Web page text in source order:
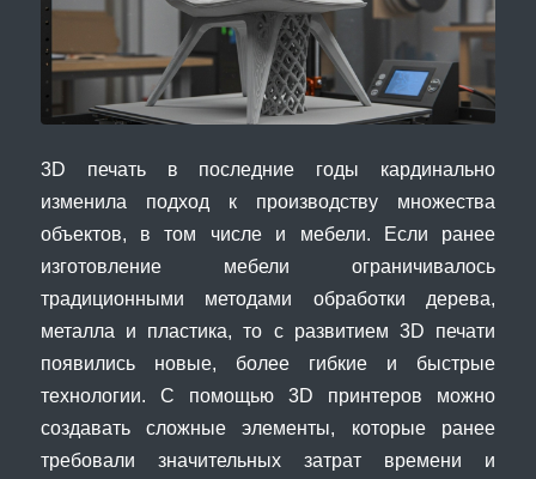
3D печать в последние годы кардинально
изменила подход к производству множества
объектов, в том числе и мебели. Если ранее
изготовление мебели ограничивалось
традиционными методами обработки дерева,
металла и пластика, то с развитием 3D печати
появились новые, более гибкие и быстрые
технологии. С помощью 3D принтеров можно
создавать сложные элементы, которые ранее
требовали значительных затрат времени и